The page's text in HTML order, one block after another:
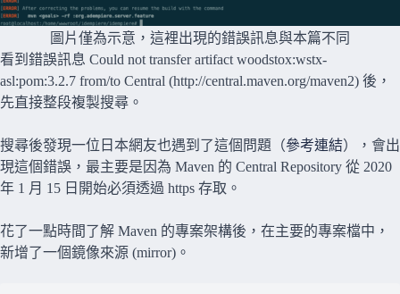
圖片僅為示意，這裡出現的錯誤訊息與本篇不同
看到錯誤訊息 Could not transfer artifact woodstox:wstx-
asl:pom:3.2.7 from/to Central (http://central.maven.org/maven2) 後，
先直接整段複製搜尋。
搜尋後發現一位日本網友也遇到了這個問題（參考連結），會出
現這個錯誤，最主要是因為 Maven 的 Central Repository 從 2020
年 1 月 15 日開始必須透過 https 存取。
花了一點時間了解 Maven 的專案架構後，在主要的專案檔中，
新增了一個鏡像來源 (mirror)。